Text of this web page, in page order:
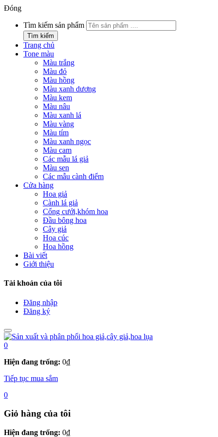
Đóng
Tìm kiếm sản phẩm
Tìm kiếm
Trang chủ
Tone màu
Màu trắng
Màu đỏ
Màu hồng
Màu xanh dương
Màu kem
Màu nâu
Màu xanh lá
Màu vàng
Màu tím
Màu xanh ngọc
Màu cam
Các mẫu lá giả
Màu sen
Các mẫu cành điểm
Cửa hàng
Hoa giả
Cành lá giả
Cổng cưới,khóm hoa
Đầu bông hoa
Cây giả
Hoa cúc
Hoa hồng
Bài viết
Giới thiệu
Tài khoản của tôi
Đăng nhập
Đăng ký
0
Hiện đang trống: 0₫
Tiếp tục mua sắm
0
Giỏ hàng của tôi
Hiện đang trống: 0₫